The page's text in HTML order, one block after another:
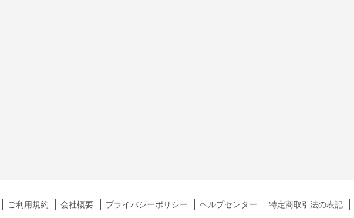
ご利用規約 会社概要 プライバシーポリシー ヘルプセンター 特定商取引法の表記